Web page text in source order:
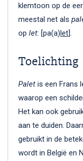
klemtoon op de
meestal net als
op let: [pa(a)let].
Toelichting
Palet is een Frans
waarop een
Het kan ook
aan te duiden.
gebruikt in de
wordt in België en